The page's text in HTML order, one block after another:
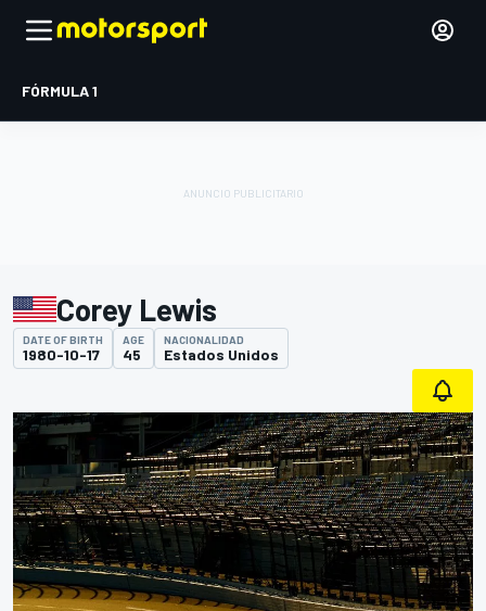
FÓRMULA 1
Corey Lewis
DATE OF BIRTH
1980-10-17
AGE
45
NACIONALIDAD
Estados Unidos